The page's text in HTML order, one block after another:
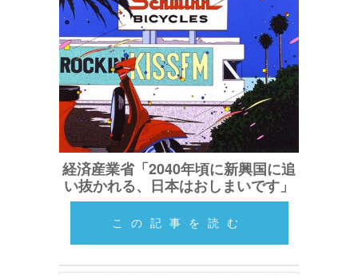
経済産業省「2040年頃に新興国に追
い抜かれる、日本はおしまいです」
この記事を読む